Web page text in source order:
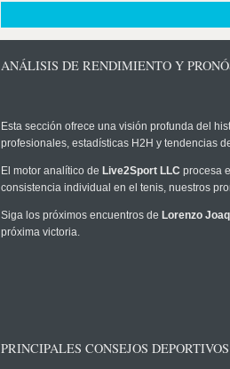
ANÁLISIS DE RENDIMIENTO Y
Esta sección ofrece una visión profunda del
profesionales, estadísticas H2H y tendencias
El motor analítico de Live2Sport LLC procesa
consistencia individual en el tenis, nuestros
Siga los próximos encuentros de Lorenzo
próxima victoria.
PRINCIPALES CONSEJOS